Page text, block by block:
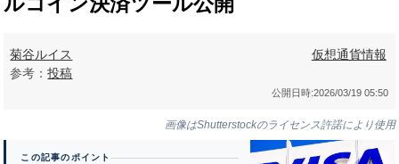
菊谷ルイス
参考：投稿
仮想通貨情報
公開日時:2026/03/19 05:50
画像はShutterstockのライセンス許諾により使用
この記事のポイント